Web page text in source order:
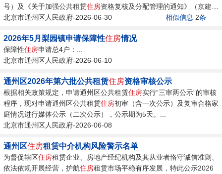
号）及《关于加强公共租赁住房资格复核及分配管理的通知》（京建法
2021 8号）...
北京市通州区人民政府-2026-06-30 相似信息 2条
2026年5月梨园镇申请保障性住房情况
保障性住房申请总4户：...
北京市通州区人民政府-2026-06-10
通州区2026年第六批公共租赁住房资格审核公示
根据相关政策规定，申请通州区公共租赁住房实行“三审两公示”的审核
程序，现对申请通州区公共租赁住房初审（含一次公示）及复审合格家
庭情况进行媒体公示（二次公示），公示期为5天。...
北京市通州区人民政府-2026-06-08
通州区住房租赁中介机构风险警示名单
为督促辖区住房租赁企业、房地产经纪机构及其从业者恪守诚信准则、
依法依规开展经营，护航住房租赁市场平稳有序发展，特此公示2026